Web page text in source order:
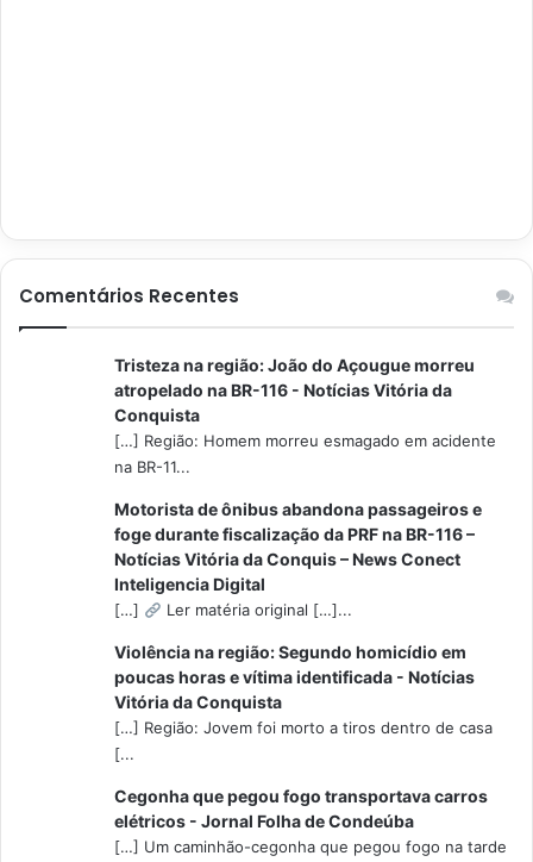
Comentários Recentes
Tristeza na região: João do Açougue morreu
atropelado na BR-116 - Notícias Vitória da
Conquista
[…] Região: Homem morreu esmagado em acidente
na BR-11...
Motorista de ônibus abandona passageiros e
foge durante fiscalização da PRF na BR-116 –
Notícias Vitória da Conquis – News Conect
Inteligencia Digital
[…] Ler matéria original […]...
Violência na região: Segundo homicídio em
poucas horas e vítima identificada - Notícias
Vitória da Conquista
[…] Região: Jovem foi morto a tiros dentro de casa
[...
Cegonha que pegou fogo transportava carros
elétricos - Jornal Folha de Condeúba
[…] Um caminhão-cegonha que pegou fogo na tarde